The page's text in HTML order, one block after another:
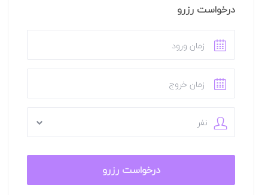
تجربه اقامت در قلب طبیعت بکر ماسال
موقعیت مکانی خاص در یکی از زیباترین روستاهای
این کلبه سوئیسی در یکی از روستاهای کوهپایه‌ای و محبوبماسال
در استان گیلان واقع شده است؛ جایی که کوچه‌ها از میان شالیزار و
جنگل عبور می‌کنند و خانه‌ها در دل طبیعت جا گرفته‌اند.
ویژگی‌های محیط اطراف:
حیاط چسبیده به شالیزار
فضای کاملاً آرام و به دور از هیاهوی شهری
دسترسی مناسب به جاذبه‌های دیدنی ماسال
درخواست رزرو
نفر